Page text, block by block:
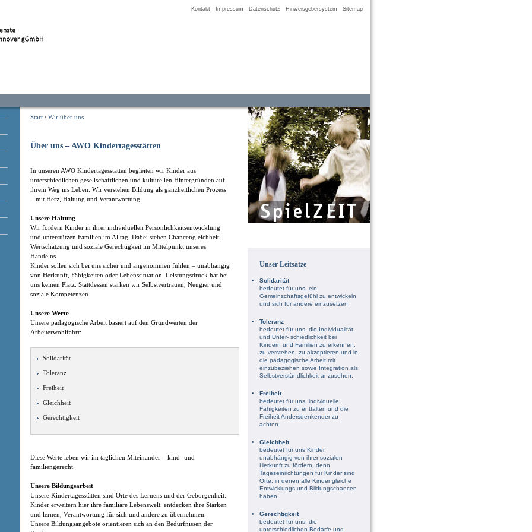
Kontakt Impressum Datenschutz Hinweisgebersystem Sitemap
Start / Wir über uns
Über uns – AWO Kindertagesstätten
In unseren AWO Kindertagesstätten begleiten wir Kinder aus
unterschiedlichen gesellschaftlichen und kulturellen Hintergründen auf
ihrem Weg ins Leben. Wir verstehen Bildung als ganzheitlichen Prozess
– mit Herz, Haltung und Verantwortung.
Unsere Haltung
Wir fördern Kinder in ihrer individuellen Persönlichkeitsentwicklung
und unterstützen Familien im Alltag. Dabei stehen Chancengleichheit,
Wertschätzung und soziale Gerechtigkeit im Mittelpunkt unseres
Handelns.
Kinder sollen sich bei uns sicher und angenommen fühlen – unabhängig
von Herkunft, Fähigkeiten oder Lebenssituation. Leistungsdruck hat bei
uns keinen Platz. Stattdessen stärken wir Selbstvertrauen, Neugier und
soziale Kompetenzen.
Unsere Werte
Unsere pädagogische Arbeit basiert auf den Grundwerten der
Arbeiterwohlfahrt:
Solidarität
Toleranz
Freiheit
Gleichheit
Gerechtigkeit
Diese Werte leben wir im täglichen Miteinander – kind- und
familiengerecht.
Unsere Bildungsarbeit
Unsere Kindertagesstätten sind Orte des Lernens und der Geborgenheit.
Kinder erweitern hier ihre familiäre Lebenswelt, entdecken ihre Stärken
und lernen, Verantwortung für sich und andere zu übernehmen.
Unsere Bildungsangebote orientieren sich an den Bedürfnissen der
Unser Leitsätze
Solidarität
bedeutet für uns, ein
Gemeinschaftsgefühl zu entwickeln
und sich für andere einzusetzen.
Toleranz
bedeutet für uns, die Individualität
und Unter- schiedlichkeit bei
Kindern und Familien zu erkennen,
zu verstehen, zu akzeptieren und in
die pädagogische Arbeit mit
einzubeziehen sowie Integration als
Selbstverständlichkeit anzusehen.
Freiheit
bedeutet für uns, individuelle
Fähigkeiten zu entfalten und die
Freiheit Andersdenkender zu
achten.
Gleichheit
bedeutet für uns Kinder
unabhängig von ihrer sozialen
Herkunft zu fördern, denn
Tageseinrichtungen für Kinder sind
Orte, in denen alle Kinder gleiche
Entwicklungs und Bildungschancen
haben.
Gerechtigkeit
bedeutet für uns, die
unterschiedlichen Bedarfe und